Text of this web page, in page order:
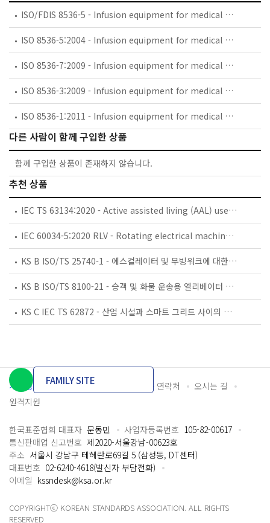
ISO/FDIS 8536-5 - Infusion equipment for medical use — Part 5: Burette infusion sets for single use, gravity feed
ISO 8536-5:2004 - Infusion equipment for medical use — Part 5: Burette infusion sets for single use, gravity feed
ISO 8536-7:2009 - Infusion equipment for medical use — Part 7: Caps made of aluminium-plastics combinations for infusion bottles
ISO 8536-3:2009 - Infusion equipment for medical use — Part 3: Aluminium caps for infusion bottles
ISO 8536-1:2011 - Infusion equipment for medical use — Part 1: Infusion glass bottles
다른 사람이 함께 구입한 상품
함께 구입한 상품이 존재하지 않습니다.
추천 상품
IEC TS 63134:2020 - Active assisted living (AAL) use cases
IEC 60034-5:2020 RLV - Rotating electrical machines - Part 5: Degrees of protection provided by the integral design of rotating electrical machines (IP code) - Classification
KS B ISO/TS 25740-1 - 에스컬레이터 및 무빙워크에 대한 안전요건 — 제1부: 세계공통 필수 안전요건(GESRs)
KS B ISO/TS 8100-21 - 승객 및 화물 운송용 엘리베이터 —제21부: 세계공통 필수안전요건(GESRs)을 충족하는 세계공통 안전 파라미터(GSPs)
KS C IEC TS 62872 - 산업 시설과 스마트 그리드 사이의 산업 공정 측정, 제어 및 자동화 시스템 인터페이스
개인정보처리방침 이용약관 담당자 연락처
오시는 길
원격지원
FAMILY SITE
한국표준협회 대표자 문동민 사업자등록번호 105-82-00617
통신판매업 신고번호 제2020-서울강남-00623호
주소 서울시 강남구 테헤란로69길 5 (삼성동, DT센터)
대표번호 02-6240-4618(발신자 부담전화)
이메일 kssndesk@ksa.or.kr
COPYRIGHTⓒ KOREAN STANDARDS ASSOCIATION. ALL RIGHTS
RESERVED